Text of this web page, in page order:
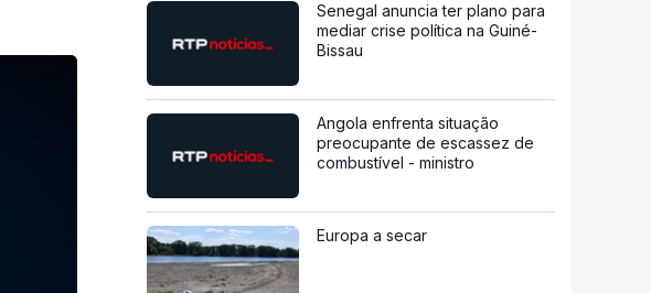
Senegal anuncia ter plano para
mediar crise política na Guiné-
Bissau
Angola enfrenta situação
preocupante de escassez de
combustível - ministro
Europa a secar